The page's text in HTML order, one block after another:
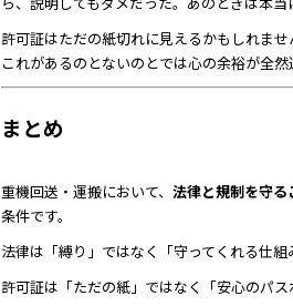
許可証はただの紙切れに見えるかもしれま
これがあるのとないのとでは心の余裕が全然
まとめ
重機回送・運搬において、 法律と規制を守る
条件です。
法律は「縛り」ではなく「守ってくれる仕組
許可証は「ただの紙」ではなく「安心のパス